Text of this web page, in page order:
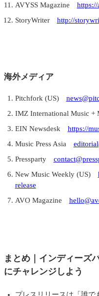
AVYSS Magazine
StoryWriter http://
海外メディア
Pitchfork (US)
IMZ International Music +
EIN Newsdesk https://
Music Press Asia
Pressparty
New Music Weekly (US)
release
AVO Magazine
まとめ｜インディーズ
にチャレンジしよう